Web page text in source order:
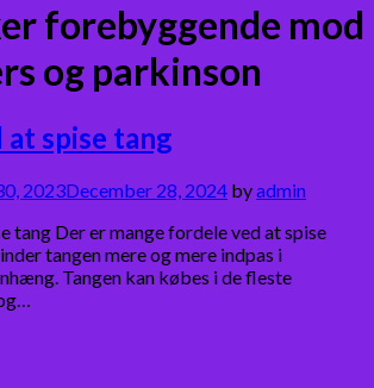
forebyggende mod
og parkinson
at spise tang
2023December 28, 2024 byadmin
tang Der er mange fordele ved at spise
tangen mere og mere indpas i
Tangen kan købes i de fleste